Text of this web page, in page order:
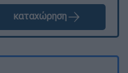
καταχώρηση